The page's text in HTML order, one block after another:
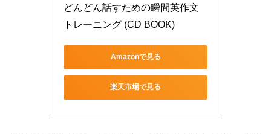
どんどん話すための瞬間英作文
トレーニング (CD BOOK)
Amazonで見る
楽天市場で見る